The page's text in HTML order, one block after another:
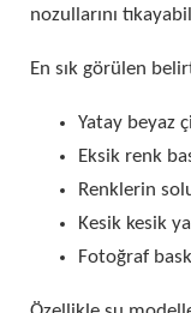
nozullarını
En sık görülen
Yatay beyaz
Eksik renk
Renklerin
Kesik kesik
Fotoğraf